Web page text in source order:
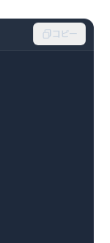
コピー